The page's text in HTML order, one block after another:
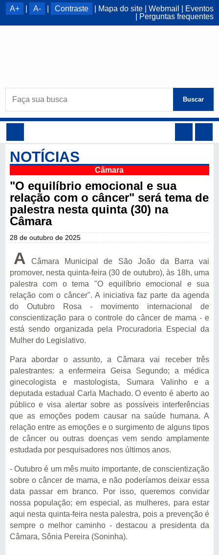
A+ A- Contraste Mapa do site| Webmail
Eventos
Perguntas frequentes
Buscar
NOTÍCIAS
Câmara
"O equilíbrio emocional e sua
relação com o câncer" será tema de
palestra nesta quinta (30) na
Câmara
28 de outubro de 2025
A
Câmara Municipal de São João da Barra vai
promover, nesta quinta-feira (30 de outubro), às 18h, uma
palestra com o tema "O equilíbrio emocional e sua
relação com o câncer". A iniciativa faz parte da agenda
do Outubro Rosa - movimento internacional de
conscientização para o controle do câncer de mama - e
está sendo organizada pela Procuradoria Especial da
Mulher do Legislativo.
Para abordar o assunto, a Câmara vai receber três
palestrantes: a enfermeira Geisa Segundo; a médica
ginecologista e mastologista, Sumara Valinho e a
deputada estadual Carla Machado. O evento é aberto ao
público e visa alertar sobre as possíveis interferências
que as emoções podem causar na saúde humana. A
relação entre as emoções e o surgimento de alguns tipos
de câncer ou outras doenças vem sendo amplamente
estudada por pesquisadores nos últimos anos.
- Outubro é um mês muito importante, de conscientização
sobre o câncer de mama, e não poderíamos deixar essa
data passar em branco. Por isso, queremos convidar
nossa população; em especial, as mulheres, para estar
aqui nesta quinta-feira nesta palestra, pois a prevenção é
sempre o melhor caminho - destacou a presidenta da
Câmara, Sônia Pereira (Soninha).